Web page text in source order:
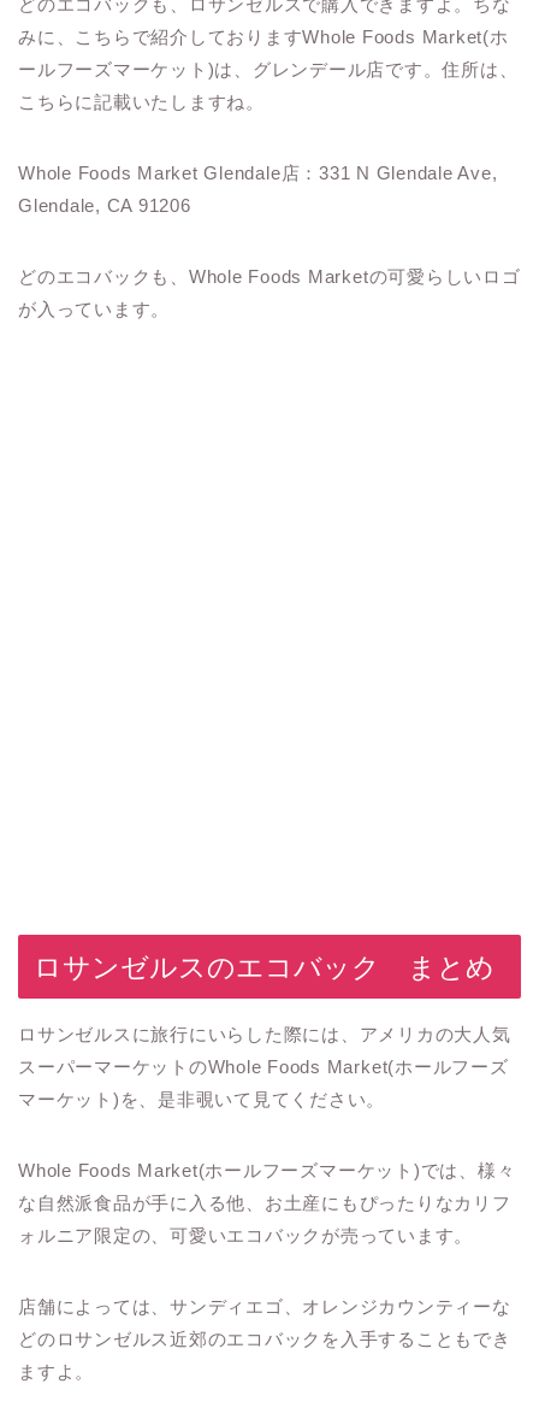
どのエコバックも、ロサンゼルスで購入できますよ。ちな
みに、こちらで紹介しておりますWhole Foods Market(ホ
ールフーズマーケット)は、グレンデール店です。住所は、
こちらに記載いたしますね。
Whole Foods Market Glendale店：331 N Glendale Ave,
Glendale, CA 91206
どのエコバックも、 Whole Foods Marketの可愛らしいロゴ
が入っています。
ロサンゼルスのエコバック まとめ
ロサンゼルスに旅行にいらした際には、アメリカの大人気
スーパーマーケットのWhole Foods Market(ホールフーズ
マーケット)を、是非覗いて見てください。
Whole Foods Market(ホールフーズマーケット)では、様々
な自然派食品が手に入る他、お土産にもぴったりなカリフ
ォルニア限定の、可愛いエコバックが売っています。
店舗によっては、サンディエゴ、オレンジカウンティーな
どのロサンゼルス近郊のエコバックを入手することもでき
ますよ。